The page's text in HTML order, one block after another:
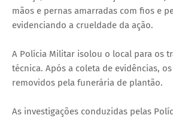
mãos e pernas amarradas com fios e
evidenciando a crueldade da ação.
A Polícia Militar isolou o local para os
técnica. Após a coleta de evidências,
removidos pela funerária de plantão.
As investigações conduzidas pelas